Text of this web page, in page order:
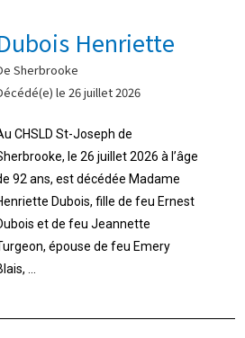
Henriette
Sherbrooke
le 26 juillet 2026
CHSLD St-Joseph de
le 26 juillet 2026 à l’âge
92 ans, est décédée Madame
Dubois, fille de feu Ernest
et de feu Jeannette
épouse de feu Emery
...